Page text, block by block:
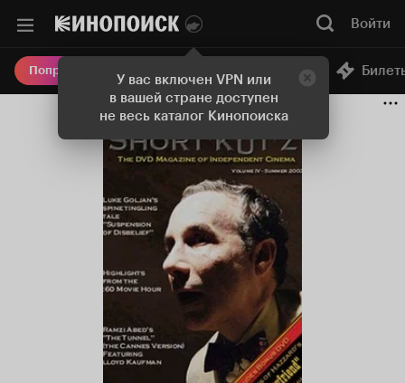
У вас включен VPN или
в вашей стране доступен
не весь каталог Кинопоиска
Войти
Попробовать Плюс Онлайн-кинотеатр